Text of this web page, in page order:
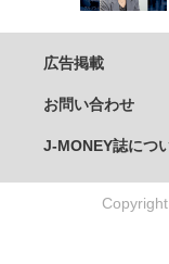
広告掲載
お問い合わせ
J-MONEY誌につ